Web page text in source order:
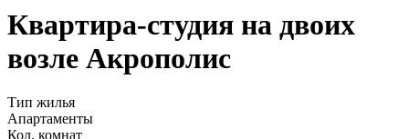
Квартира-студия на двоих
возле Акрополис
Тип жилья
Апартаменты
Кол. комнат